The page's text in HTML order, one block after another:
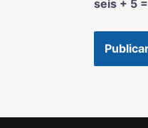
seis + 5 =